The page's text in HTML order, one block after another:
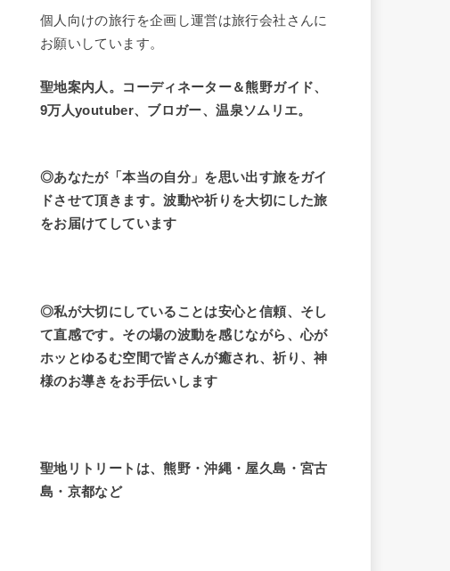
個人向けの旅行を企画し運営は旅行会社さんに
お願いしています。
聖地案内人。コーディネーター＆熊野ガイド、
9万人youtuber、ブロガー、温泉ソムリエ。
◎あなたが「本当の自分」を思い出す旅をガイ
ドさせて頂きます。波動や祈りを大切にした旅
をお届けてしています
◎私が大切にしていることは安心と信頼、そし
て直感です。その場の波動を感じながら、心が
ホッとゆるむ空間で皆さんが癒され、祈り、神
様のお導きをお手伝いします
聖地リトリートは、熊野・沖縄・屋久島・宮古
島・京都など